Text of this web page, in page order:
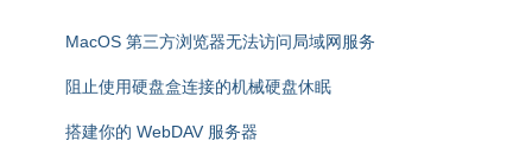
MacOS 第三方浏览器无法访问局域网服务
阻止使用硬盘盒连接的机械硬盘休眠
搭建你的 WebDAV 服务器